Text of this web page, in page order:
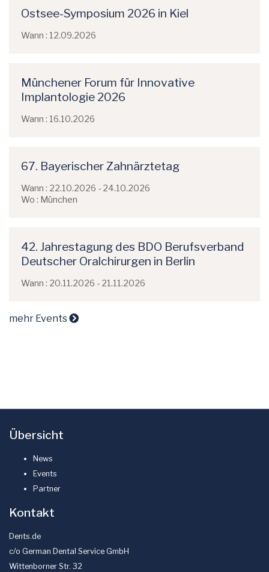
Ostsee-Symposium 2026 in Kiel
Wann : 12.09.2026
Münchener Forum für Innovative
Implantologie 2026
Wann : 16.10.2026
67. Bayerischer Zahnärztetag
Wann : 22.10.2026 - 24.10.2026
Wo : München
42. Jahrestagung des BDO Berufsverband
Deutscher Oralchirurgen in Berlin
Wann : 20.11.2026 - 21.11.2026
mehr Events
Übersicht
News
Events
Partner
Kontakt
Dents.de
c/o German Dental Service GmbH
Wittenborner Str. 32